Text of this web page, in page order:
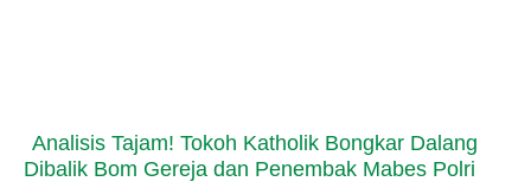
Analisis Tajam! Tokoh Katholik Bongkar Dalang
Dibalik Bom Gereja dan Penembak Mabes Polri